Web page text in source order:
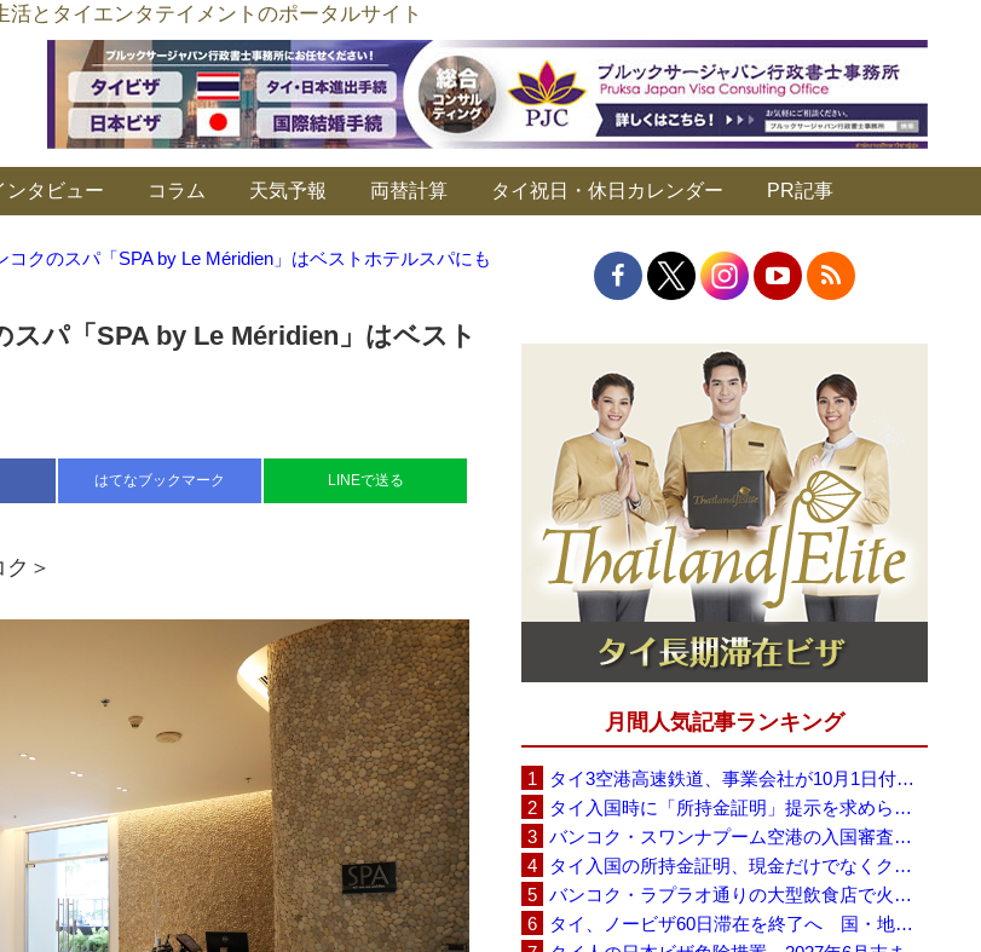
とタイエンタテイメントのポータルサイト
ンタビュー コラム 天気予報 両替計算 タイ祝日・休日カレンダー PR記事
コクのスパ「SPA by Le Méridien」はベストホテルスパにも
パ「SPA by Le Méridien」はベスト
はてなブックマーク LINEで送る
＞
月間人気記事ランキング
タイ3空港高速鉄道、事業会社が10月1日付の契約終了を通知 「現時点での撤退決定ではない」
タイ入国時に「所持金証明」提示を求められる場合も、タイ政府観光庁が外国人旅行者に再周知
バンコク・スワンナプーム空港の入国審査に長蛇の列、SNSで「3～4時間待ち」との投稿が拡散
タイ入国の所持金証明、現金だけでなくクレジットカードや銀行明細も提示可能
バンコク・ラプラオ通りの大型飲食店で火災、27人死亡・多数負傷
タイ、ノービザ60日滞在を終了へ 国・地域別に30日・15日へ再編